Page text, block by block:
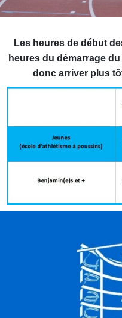
Les heures de début
heures du démarrage
donc arriver plus